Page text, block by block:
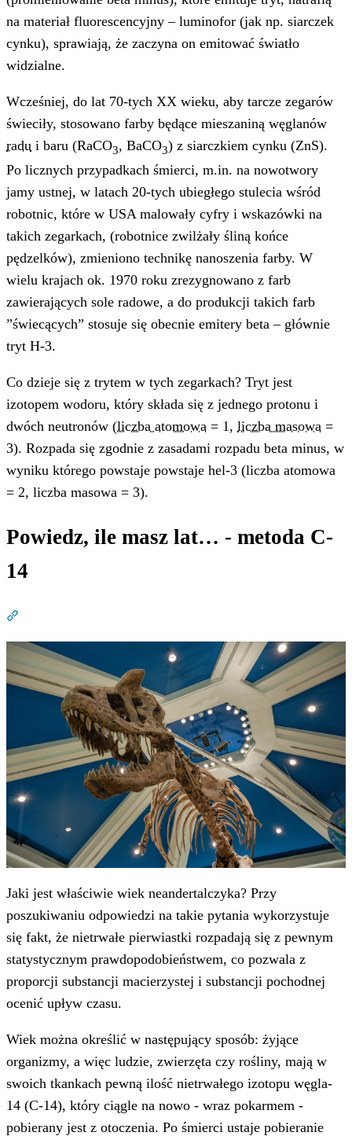
na materiał fluorescencyjny – luminofor (jak np. siarczek
cynku), sprawiają, że zaczyna on emitować światło
widzialne.
Wcześniej, do lat 70-tych XX wieku, aby tarcze zegarów
świeciły, stosowano farby będące mieszaniną węglanów
radu i baru (RaCO3, BaCO3) z siarczkiem cynku (ZnS).
Po licznych przypadkach śmierci, m.in. na nowotwory
jamy ustnej, w latach 20-tych ubiegłego stulecia wśród
robotnic, które w USA malowały cyfry i wskazówki na
takich zegarkach, (robotnice zwilżały śliną końce
pędzelków), zmieniono technikę nanoszenia farby. W
wielu krajach ok. 1970 roku zrezygnowano z farb
zawierających sole radowe, a do produkcji takich farb
”świecących” stosuje się obecnie emitery beta – głównie
tryt H-3.
Co dzieje się z trytem w tych zegarkach? Tryt jest
izotopem wodoru, który składa się z jednego protonu i
dwóch neutronów (liczba atomowa = 1, liczba masowa =
3). Rozpada się zgodnie z zasadami rozpadu beta minus, w
wyniku którego powstaje powstaje hel-3 (liczba atomowa
= 2, liczba masowa = 3).
Powiedz, ile masz lat… - metoda C-
14
Jaki jest właściwie wiek neandertalczyka? Przy
poszukiwaniu odpowiedzi na takie pytania wykorzystuje
się fakt, że nietrwałe pierwiastki rozpadają się z pewnym
statystycznym prawdopodobieństwem, co pozwala z
proporcji substancji macierzystej i substancji pochodnej
ocenić upływ czasu.
Wiek można określić w następujący sposób: żyjące
organizmy, a więc ludzie, zwierzęta czy rośliny, mają w
swoich tkankach pewną ilość nietrwałego izotopu węgla-
14 (C-14), który ciągle na nowo - wraz pokarmem -
pobierany jest z otoczenia. Po śmierci ustaje pobieranie